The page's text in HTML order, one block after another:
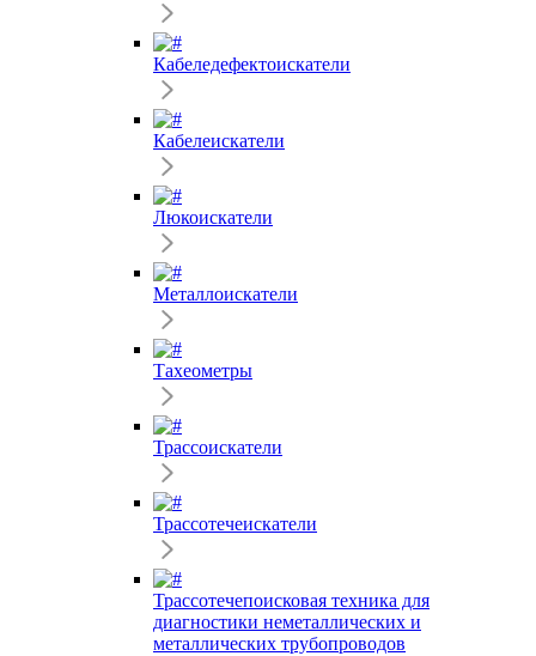
Кабеледефектоискатели
Кабелеискатели
Люкоискатели
Металлоискатели
Тахеометры
Трассоискатели
Трассотечеискатели
Трассотечепоисковая техника для
диагностики неметаллических и
металлических трубопроводов